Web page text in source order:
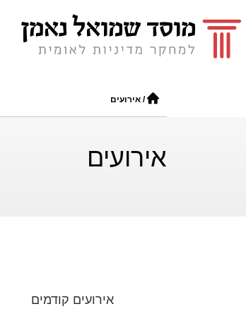
/ אירועים
אירועים
אירועים קודמים